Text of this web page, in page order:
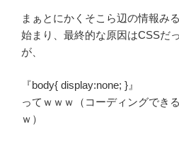
まぁとにかくそこら辺の情報み
始まり、最終的な原因はCSSだ
が、
『body{ display:none; }』
ってｗｗｗ（コーディングでき
ｗ）